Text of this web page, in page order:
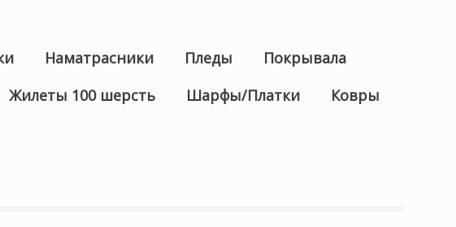
Наматрасники Пледы
Покрывала
Жилеты 100 шерсть Шарфы/Платки
Ковры